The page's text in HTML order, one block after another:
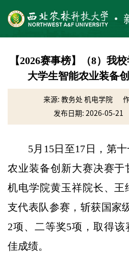
【2026赛事榜】（8）我
大学生智能农业装备
来源: 教务处 机电学院
发布日期: 2026-05-21
5月15日至17日，第
农业装备创新大赛决赛于
机电学院黄玉祥院长、王
支代表队参赛，斩获国家
2项、二等奖5项，取得
佳成绩。